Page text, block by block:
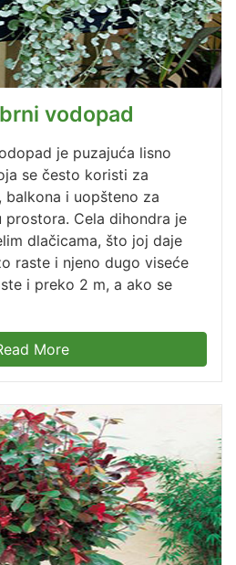
vodopad
je puzajuća lisno
se često koristi za
balkona i uopšteno za
Cela dihondra je
dlačicama, što joj daje
raste i njeno dugo viseće
i preko 2 m, a ako se
More